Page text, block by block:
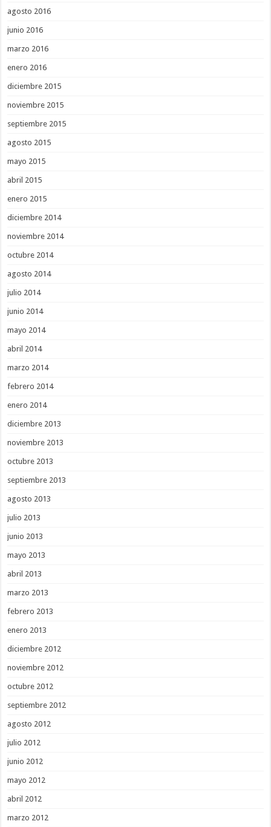
agosto 2016
junio 2016
marzo 2016
enero 2016
diciembre 2015
noviembre 2015
septiembre 2015
agosto 2015
mayo 2015
abril 2015
enero 2015
diciembre 2014
noviembre 2014
octubre 2014
agosto 2014
julio 2014
junio 2014
mayo 2014
abril 2014
marzo 2014
febrero 2014
enero 2014
diciembre 2013
noviembre 2013
octubre 2013
septiembre 2013
agosto 2013
julio 2013
junio 2013
mayo 2013
abril 2013
marzo 2013
febrero 2013
enero 2013
diciembre 2012
noviembre 2012
octubre 2012
septiembre 2012
agosto 2012
julio 2012
junio 2012
mayo 2012
abril 2012
marzo 2012